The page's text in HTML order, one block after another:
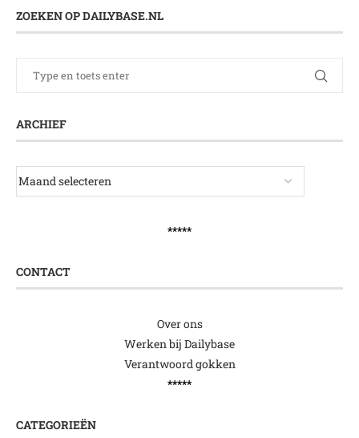
ZOEKEN OP DAILYBASE.NL
ARCHIEF
*****
CONTACT
Over ons
Werken bij Dailybase
Verantwoord gokken
*****
CATEGORIEËN